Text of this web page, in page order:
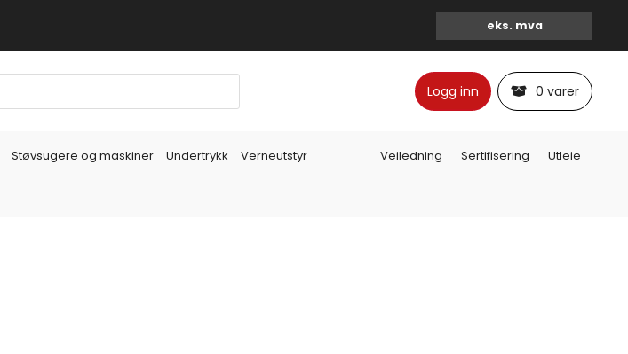
Logg inn 0 varer
Støvsugere og maskiner Undertrykk Verneutstyr Veiledning Sertifisering Utleie